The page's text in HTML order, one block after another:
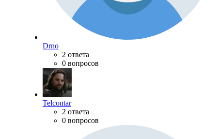
Drno
2 ответа
0 вопросов
Telcontar
2 ответа
0 вопросов